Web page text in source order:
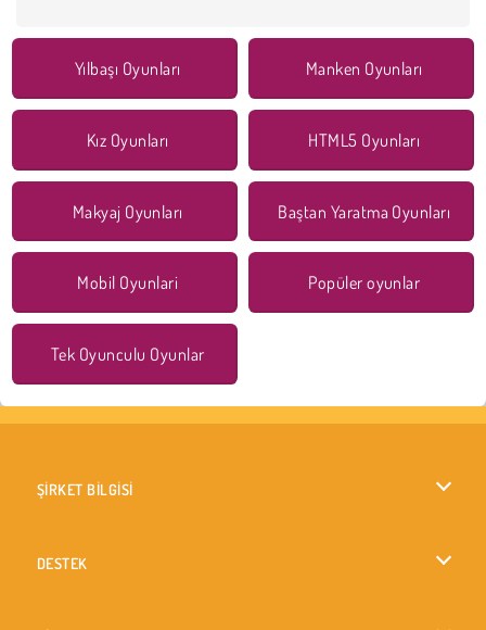
Yılbaşı Oyunları Manken Oyunları
Kız Oyunları HTML5 Oyunları
Makyaj Oyunları Baştan Yaratma Oyunları
Mobil Oyunlari Popüler oyunlar
Tek Oyunculu Oyunlar
ŞİRKET BİLGİSİ
DESTEK